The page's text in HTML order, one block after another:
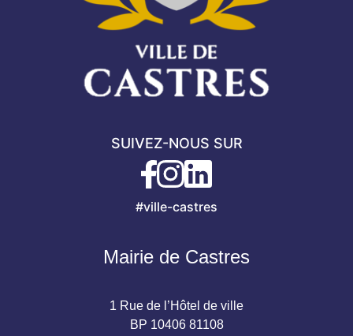
SUIVEZ-NOUS SUR
#ville-castres
Mairie de Castres
1 Rue de l’Hôtel de ville
BP 10406 81108